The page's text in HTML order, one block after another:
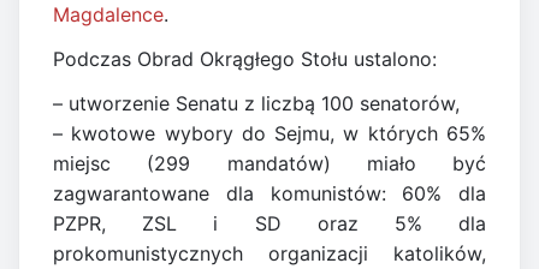
Magdalence.
Podczas Obrad Okrągłego Stołu ustalono:
– utworzenie Senatu z liczbą 100 senatorów,
– kwotowe wybory do Sejmu, w których 65%
miejsc (299 mandatów) miało być
zagwarantowane dla komunistów: 60% dla
PZPR, ZSL i SD oraz 5% dla
prokomunistycznych organizacji katolików,